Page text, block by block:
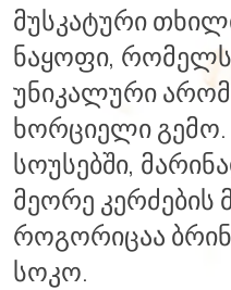
მუსკატური
ნაყოფი,
უნიკალური
ხორციელი გემო.
სოუსებში,
მეორე კერძების
როგორიცაა
სოკო.